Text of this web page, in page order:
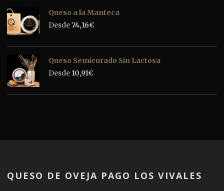
Queso a la Manteca
Desde74,16€
Queso Semicurado Sin Lactosa
Desde 10,91€
QUESO DE OVEJA PAGO LOS VIVALES